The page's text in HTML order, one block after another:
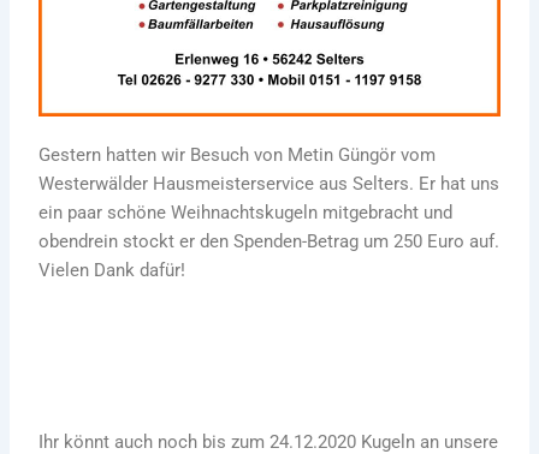
Gestern hatten wir Besuch von Metin Güngör vom
Westerwälder Hausmeisterservice aus Selters. Er hat uns
ein paar schöne Weihnachtskugeln mitgebracht und
obendrein stockt er den Spenden-Betrag um 250 Euro auf.
Vielen Dank dafür!
Ihr könnt auch noch bis zum 24.12.2020 Kugeln an unsere